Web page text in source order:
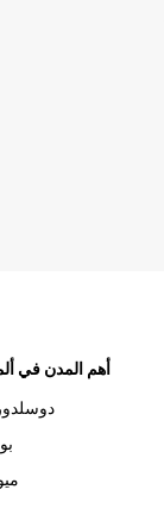
أهم المدن في